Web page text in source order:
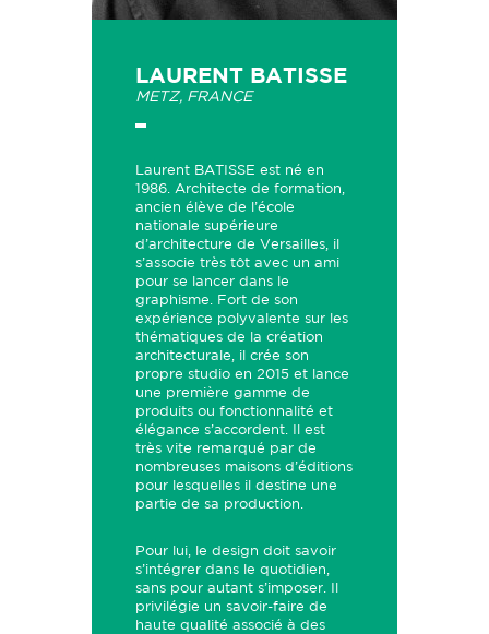
LAURENT BATISSE
METZ, FRANCE
Laurent BATISSE est né en
1986. Architecte de formation,
ancien élève de l’école
nationale supérieure
d’architecture de Versailles, il
s’associe très tôt avec un ami
pour se lancer dans le
graphisme. Fort de son
expérience polyvalente sur les
thématiques de la création
architecturale, il crée son
propre studio en 2015 et lance
une première gamme de
produits ou fonctionnalité et
élégance s’accordent. Il est
très vite remarqué par de
nombreuses maisons d’éditions
pour lesquelles il destine une
partie de sa production.
Pour lui, le design doit savoir
s’intégrer dans le quotidien,
sans pour autant s’imposer. Il
privilégie un savoir-faire de
haute qualité associé à des